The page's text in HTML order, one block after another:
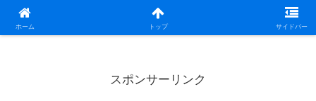
ホーム トップ サイドバー
日本第一！ニュース録
スポンサーリンク